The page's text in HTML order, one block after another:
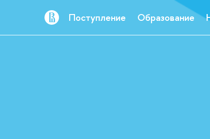
Поступление Образование